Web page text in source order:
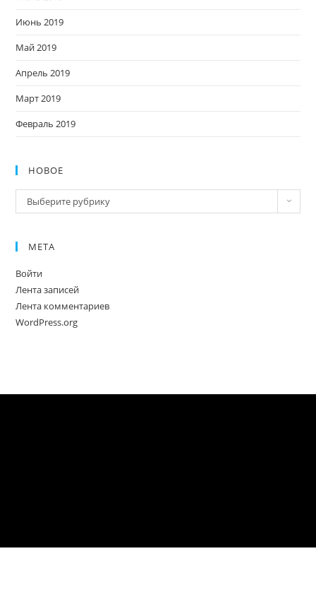
Июнь 2019
Май 2019
Апрель 2019
Март 2019
Февраль 2019
НОВОЕ
Новое
Выберите рубрику
МЕТА
Войти
Лента записей
Лента комментариев
WordPress.org